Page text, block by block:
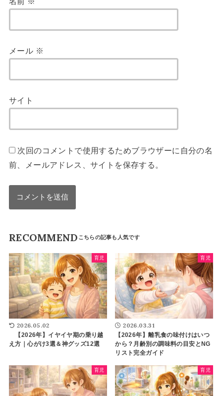
メール ※
サイト
次回のコメントで使用するためブラウザーに自分の名
前、メールアドレス、サイトを保存する。
RECOMMEND
育児
2026.05.02
【2026年】イヤイヤ期の乗り越
え方｜心がけ3選＆神グッズ12選
育児
2026.03.31
【2026年】離乳食の味付けはいつ
から？月齢別の調味料の目安とNG
リスト完全ガイド
育児 育児